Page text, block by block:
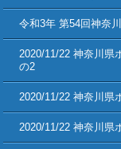
令和3年 第54回神奈
2020/11/22 神奈川県
の2
2020/11/22 神奈川県
2020/11/22 神奈川県